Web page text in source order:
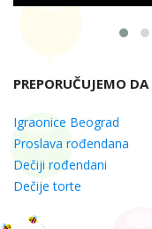
PREPORUČUJEMO
Igraonice Beograd
Proslava rođendana
Dečiji rođendani
Dečije torte